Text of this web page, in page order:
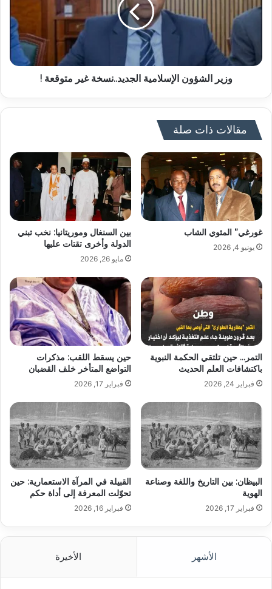
وزير الشؤون الإسلامية الجديد..نسخة غير متوقعة !
مقالات ذات صلة
غورغي” المئوي الشاب
يونيو 4, 2026
بين السنغال وموريتانيا: نخب تبني
الدولة وأخرى تقتات عليها
مايو 26, 2026
التمر… حين تلتقي الحكمة النبوية
باكتشافات العلم الحديث
فبراير 24, 2026
حين يسقط اللقب: مذكرات
التواضع المتأخر خلف القضبان
فبراير 17, 2026
البيظان: بين التاريخ واللغة وصناعة
الهوية
فبراير 17, 2026
القبيلة في المرآة الاستعمارية: حين
تحوّلت المعرفة إلى أداة حكم
فبراير 16, 2026
الأشهر الأخيرة